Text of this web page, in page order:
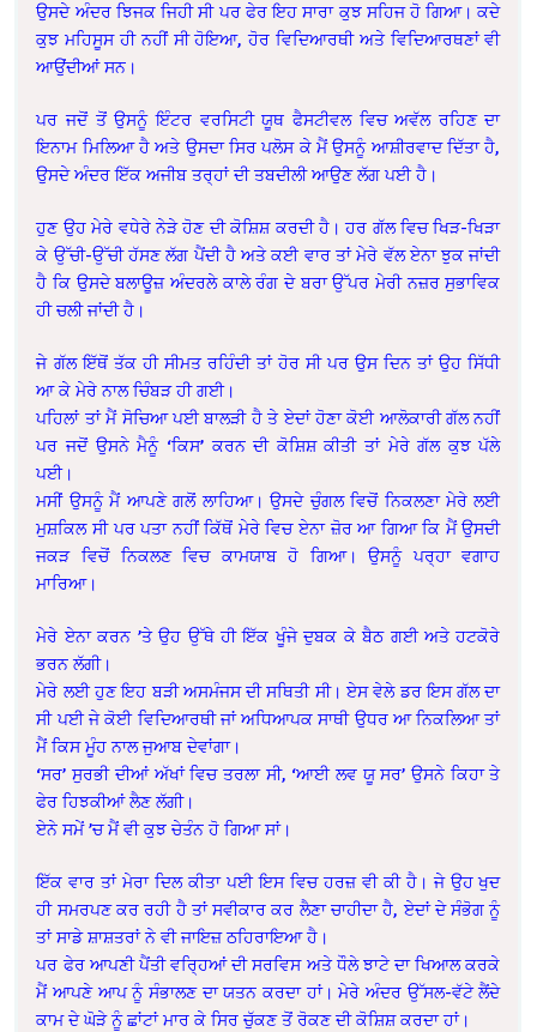
ਉਸਦੇ ਅੰਦਰ ਝਿਜਕ ਜਿਹੀ ਸੀ ਪਰ ਫੇਰ ਇਹ ਸਾਰਾ ਕੁਝ ਸਹਿਜ ਹੋ ਗਿਆ। ਕਦੇ
ਕੁਝ ਮਹਿਸੂਸ ਹੀ ਨਹੀਂ ਸੀ ਹੋਇਆ, ਹੋਰ ਵਿਦਿਆਰਥੀ ਅਤੇ ਵਿਦਿਆਰਥਣਾਂ ਵੀ
ਆਉਂਦੀਆਂ ਸਨ।
ਪਰ ਜਦੋਂ ਤੋਂ ਉਸਨੂੰ ਇੰਟਰ ਵਰਸਿਟੀ ਯੂਥ ਫੈਸਟੀਵਲ ਵਿਚ ਅਵੱਲ ਰਹਿਣ ਦਾ
ਇਨਾਮ ਮਿਲਿਆ ਹੈ ਅਤੇ ਉਸਦਾ ਸਿਰ ਪਲੋਸ ਕੇ ਮੈਂ ਉਸਨੂੰ ਆਸ਼ੀਰਵਾਦ ਦਿੱਤਾ ਹੈ,
ਉਸਦੇ ਅੰਦਰ ਇੱਕ ਅਜੀਬ ਤਰ੍ਹਾਂ ਦੀ ਤਬਦੀਲੀ ਆਉਣ ਲੱਗ ਪਈ ਹੈ।
ਹੁਣ ਉਹ ਮੇਰੇ ਵਧੇਰੇ ਨੇੜੇ ਹੋਣ ਦੀ ਕੋਸ਼ਿਸ਼ ਕਰਦੀ ਹੈ। ਹਰ ਗੱਲ ਵਿਚ ਖਿੜ-ਖਿੜਾ
ਕੇ ਉੱਚੀ-ਉੱਚੀ ਹੱਸਣ ਲੱਗ ਪੈਂਦੀ ਹੈ ਅਤੇ ਕਈ ਵਾਰ ਤਾਂ ਮੇਰੇ ਵੱਲ ਏਨਾ ਝੁਕ ਜਾਂਦੀ
ਹੈ ਕਿ ਉਸਦੇ ਬਲਾਊਜ਼ ਅੰਦਰਲੇ ਕਾਲੇ ਰੰਗ ਦੇ ਬਰਾ ਉੱਪਰ ਮੇਰੀ ਨਜ਼ਰ ਸੁਭਾਵਿਕ
ਹੀ ਚਲੀ ਜਾਂਦੀ ਹੈ।
ਜੇ ਗੱਲ ਇੱਥੋਂ ਤੱਕ ਹੀ ਸੀਮਤ ਰਹਿੰਦੀ ਤਾਂ ਹੋਰ ਸੀ ਪਰ ਉਸ ਦਿਨ ਤਾਂ ਉਹ ਸਿੱਧੀ
ਆ ਕੇ ਮੇਰੇ ਨਾਲ ਚਿੰਬੜ ਹੀ ਗਈ।
ਪਹਿਲਾਂ ਤਾਂ ਮੈਂ ਸੋਚਿਆ ਪਈ ਬਾਲੜੀ ਹੈ ਤੇ ਏਦਾਂ ਹੋਣਾ ਕੋਈ ਆਲੋਕਾਰੀ ਗੱਲ ਨਹੀਂ
ਪਰ ਜਦੋਂ ਉਸਨੇ ਮੈਨੂੰ ‘ਕਿਸ’ ਕਰਨ ਦੀ ਕੋਸ਼ਿਸ਼ ਕੀਤੀ ਤਾਂ ਮੇਰੇ ਗੱਲ ਕੁਝ ਪੱਲੇ
ਪਈ।
ਮਸੀਂ ਉਸਨੂੰ ਮੈਂ ਆਪਣੇ ਗਲੋਂ ਲਾਹਿਆ। ਉਸਦੇ ਚੁੰਗਲ ਵਿਚੋਂ ਨਿਕਲਣਾ ਮੇਰੇ ਲਈ
ਮੁਸ਼ਕਿਲ ਸੀ ਪਰ ਪਤਾ ਨਹੀਂ ਕਿੱਥੋਂ ਮੇਰੇ ਵਿਚ ਏਨਾ ਜ਼ੋਰ ਆ ਗਿਆ ਕਿ ਮੈਂ ਉਸਦੀ
ਜਕੜ ਵਿਚੋਂ ਨਿਕਲਣ ਵਿਚ ਕਾਮਯਾਬ ਹੋ ਗਿਆ। ਉਸਨੂੰ ਪਰ੍ਹਾ ਵਗਾਹ
ਮਾਰਿਆ।
ਮੇਰੇ ਏਨਾ ਕਰਨ ’ਤੇ ਉਹ ਉੱਥੇ ਹੀ ਇੱਕ ਖੂੰਜੇ ਦੁਬਕ ਕੇ ਬੈਠ ਗਈ ਅਤੇ ਹਟਕੋਰੇ
ਭਰਨ ਲੱਗੀ।
ਮੇਰੇ ਲਈ ਹੁਣ ਇਹ ਬੜੀ ਅਸਮੰਜਸ ਦੀ ਸਥਿਤੀ ਸੀ। ਏਸ ਵੇਲੇ ਡਰ ਇਸ ਗੱਲ ਦਾ
ਸੀ ਪਈ ਜੇ ਕੋਈ ਵਿਦਿਆਰਥੀ ਜਾਂ ਅਧਿਆਪਕ ਸਾਥੀ ਉਧਰ ਆ ਨਿਕਲਿਆ ਤਾਂ
ਮੈਂ ਕਿਸ ਮੂੰਹ ਨਾਲ ਜੁਆਬ ਦੇਵਾਂਗਾ।
‘ਸਰ’ ਸੁਰਭੀ ਦੀਆਂ ਅੱਖਾਂ ਵਿਚ ਤਰਲਾ ਸੀ, ‘ਆਈ ਲਵ ਯੂ ਸਰ’ ਉਸਨੇ ਕਿਹਾ ਤੇ
ਫੇਰ ਹਿਝਕੀਆਂ ਲੈਣ ਲੱਗੀ।
ਏਨੇ ਸਮੇਂ ’ਚ ਮੈਂ ਵੀ ਕੁਝ ਚੇਤੰਨ ਹੋ ਗਿਆ ਸਾਂ।
ਇੱਕ ਵਾਰ ਤਾਂ ਮੇਰਾ ਦਿਲ ਕੀਤਾ ਪਈ ਇਸ ਵਿਚ ਹਰਜ਼ ਵੀ ਕੀ ਹੈ। ਜੇ ਉਹ ਖੁਦ
ਹੀ ਸਮਰਪਣ ਕਰ ਰਹੀ ਹੈ ਤਾਂ ਸਵੀਕਾਰ ਕਰ ਲੈਣਾ ਚਾਹੀਦਾ ਹੈ, ਏਦਾਂ ਦੇ ਸੰਭੋਗ ਨੂੰ
ਤਾਂ ਸਾਡੇ ਸ਼ਾਸ਼ਤਰਾਂ ਨੇ ਵੀ ਜਾਇਜ਼ ਠਹਿਰਾਇਆ ਹੈ।
ਪਰ ਫੇਰ ਆਪਣੀ ਪੈਂਤੀ ਵਰਿ੍ਹਆਂ ਦੀ ਸਰਵਿਸ ਅਤੇ ਧੌਲੇ ਝਾਟੇ ਦਾ ਖਿਆਲ ਕਰਕੇ
ਮੈਂ ਆਪਣੇ ਆਪ ਨੂੰ ਸੰਭਾਲਣ ਦਾ ਯਤਨ ਕਰਦਾ ਹਾਂ। ਮੇਰੇ ਅੰਦਰ ਉੱਸਲ-ਵੱਟੇ ਲੈਂਦੇ
ਕਾਮ ਦੇ ਘੋੜੇ ਨੂੰ ਛਾਂਟਾਂ ਮਾਰ ਕੇ ਸਿਰ ਚੁੱਕਣ ਤੋਂ ਰੋਕਣ ਦੀ ਕੋਸ਼ਿਸ਼ ਕਰਦਾ ਹਾਂ।